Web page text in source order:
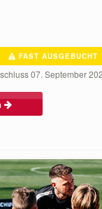
FAST AUSGEBUCHT
07. September